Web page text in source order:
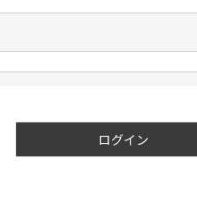
時計
その他
ログイン